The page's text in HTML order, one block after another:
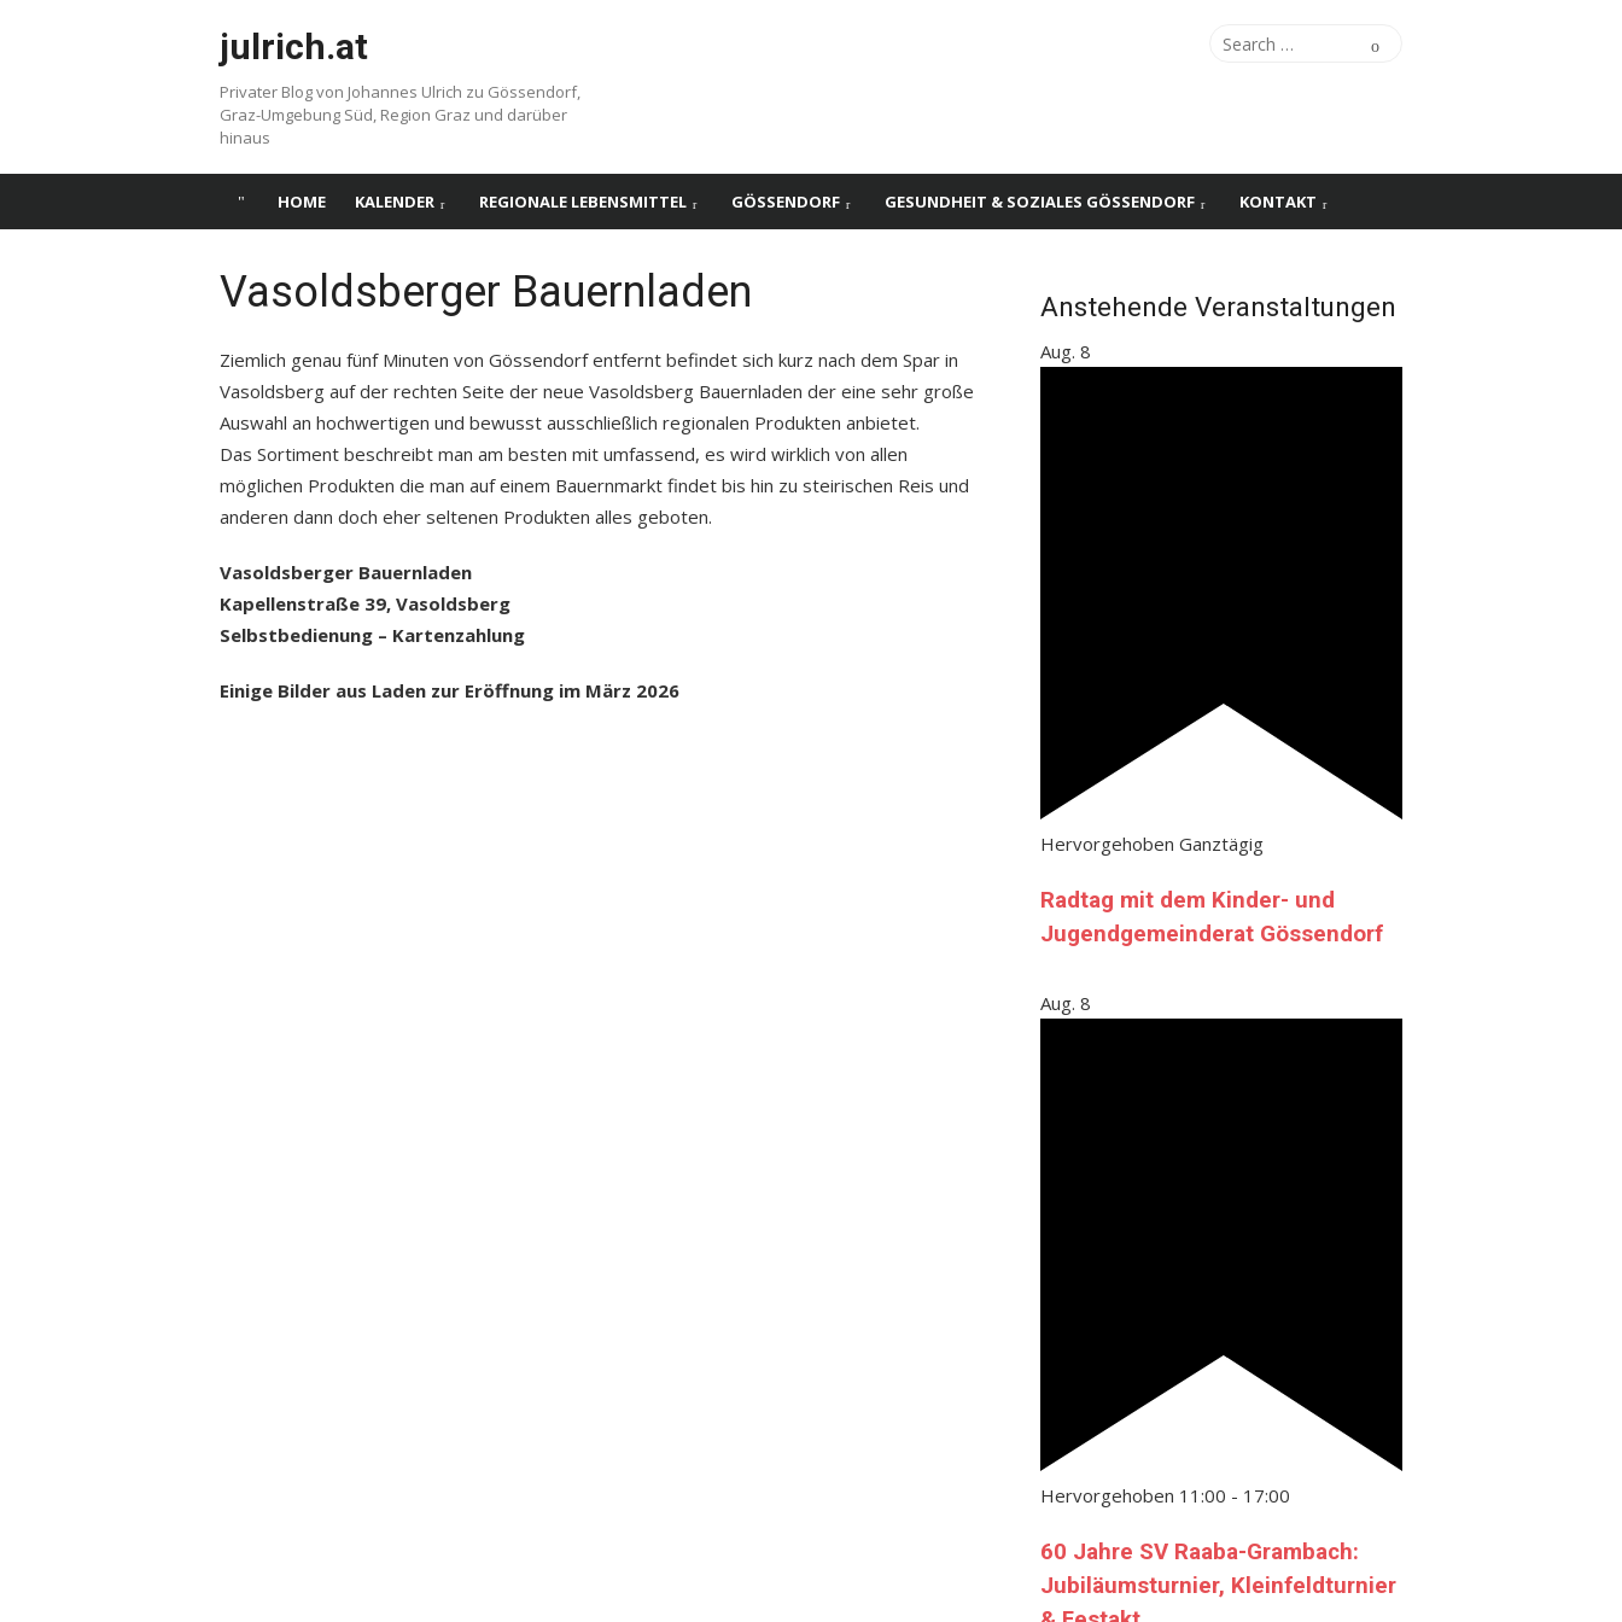
julrich.at
Privater Blog von Johannes Ulrich zu Gössendorf,
Graz-Umgebung Süd, Region Graz und darüber
hinaus
Search
Search
HOME KALENDER REGIONALE LEBENSMITTEL GÖSSENDORF GESUNDHEIT & SOZIALES GÖSSENDORF KONTAKT
Vasoldsberger Bauernladen
Ziemlich genau fünf Minuten von Gössendorf entfernt befindet sich kurz nach dem Spar in
Vasoldsberg auf der rechten Seite der neue Vasoldsberg Bauernladen der eine sehr große
Auswahl an hochwertigen und bewusst ausschließlich regionalen Produkten anbietet.
Das Sortiment beschreibt man am besten mit umfassend, es wird wirklich von allen
möglichen Produkten die man auf einem Bauernmarkt findet bis hin zu steirischen Reis und
anderen dann doch eher seltenen Produkten alles geboten.
Vasoldsberger Bauernladen
Kapellenstraße 39, Vasoldsberg
Selbstbedienung – Kartenzahlung
Einige Bilder aus Laden zur Eröffnung im März 2026
Anstehende Veranstaltungen
Aug. 8
Hervorgehoben Ganztägig
Radtag mit dem Kinder- und
Jugendgemeinderat Gössendorf
Aug. 8
Hervorgehoben 11:00 - 17:00
60 Jahre SV Raaba-Grambach:
Jubiläumsturnier, Kleinfeldturnier